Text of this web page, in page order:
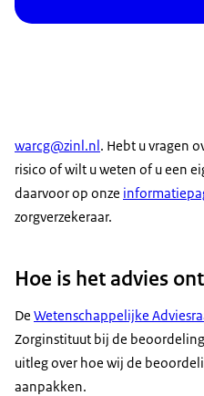
warcg@zinl.nl . Hebt u vragen
risico of wilt u weten of u een
daarvoor op onze
zorgverzekeraar.
Hoe is het advies
De Wetenschappelijke
Zorginstituut bij de
uitleg over hoe wij de
aanpakken.